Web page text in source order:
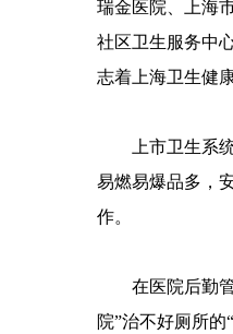
瑞金医院、上海
社区卫生服务中
志着上海卫生健
上市卫生系统
易燃易爆品多，
作。
在医院后勤管
院”治不好厕所